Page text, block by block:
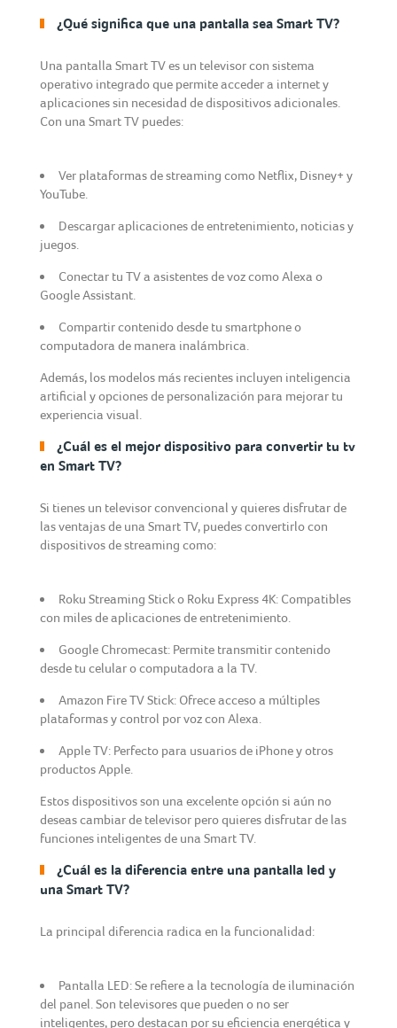
¿Qué significa que una pantalla sea Smart TV?
Una pantalla Smart TV es un televisor con sistema
operativo integrado que permite acceder a internet y
aplicaciones sin necesidad de dispositivos adicionales.
Con una Smart TV puedes:
Ver plataformas de streaming como Netflix, Disney+ y
YouTube.
Descargar aplicaciones de entretenimiento, noticias y
juegos.
Conectar tu TV a asistentes de voz como Alexa o
Google Assistant.
Compartir contenido desde tu smartphone o
computadora de manera inalámbrica.
Además, los modelos más recientes incluyen inteligencia
artificial y opciones de personalización para mejorar tu
experiencia visual.
¿Cuál es el mejor dispositivo para convertir tu tv
en Smart TV?
Si tienes un televisor convencional y quieres disfrutar de
las ventajas de una Smart TV, puedes convertirlo con
dispositivos de streaming como:
Roku Streaming Stick o Roku Express 4K: Compatibles
con miles de aplicaciones de entretenimiento.
Google Chromecast: Permite transmitir contenido
desde tu celular o computadora a la TV.
Amazon Fire TV Stick: Ofrece acceso a múltiples
plataformas y control por voz con Alexa.
Apple TV: Perfecto para usuarios de iPhone y otros
productos Apple.
Estos dispositivos son una excelente opción si aún no
deseas cambiar de televisor pero quieres disfrutar de las
funciones inteligentes de una Smart TV.
¿Cuál es la diferencia entre una pantalla led y
una Smart TV?
La principal diferencia radica en la funcionalidad:
Pantalla LED: Se refiere a la tecnología de iluminación
del panel. Son televisores que pueden o no ser
inteligentes, pero destacan por su eficiencia energética y